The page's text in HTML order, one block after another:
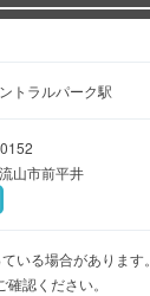
トラルパーク駅
山市前平井
いる場合があります
認ください。